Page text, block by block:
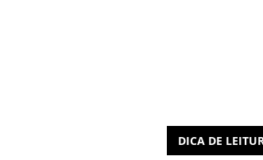
DICA DE